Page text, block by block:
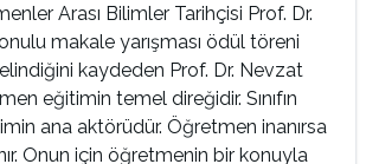
Arası Bilimler Tarihçisi Prof. Dr.
makale yarışması ödül töreni
kaydeden Prof. Dr. Nevzat
eğitimin temel direğidir. Sınıfın
ana aktörüdür. Öğretmen inanırsa
Onun için öğretmenin bir konuyla